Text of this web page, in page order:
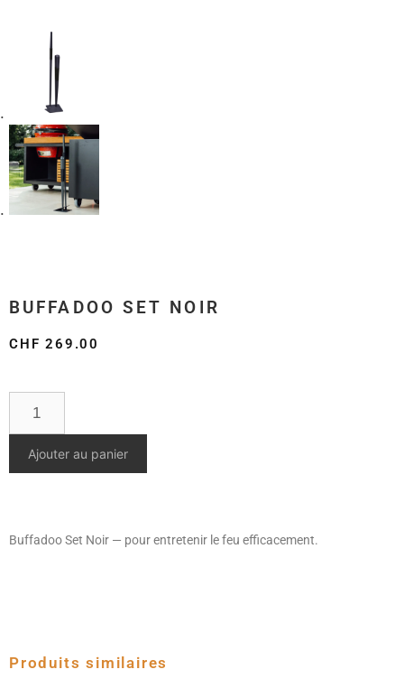
BUFFADOO SET NOIR
CHF 269.00
Ajouter au panier
Buffadoo Set Noir — pour entretenir le feu efficacement.
Produits similaires